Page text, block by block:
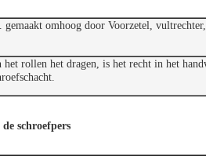
omhoog door Voorzetel,
rollen het dragen, is het recht in het
schroefpers